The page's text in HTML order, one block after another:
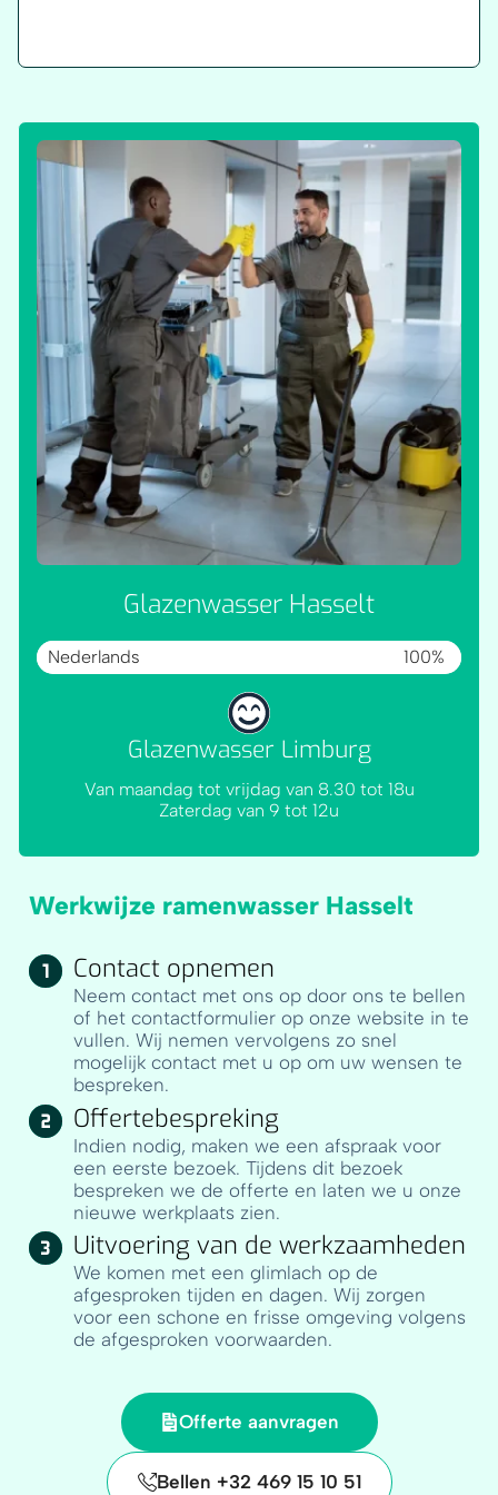
Glazenwasser Hasselt
Nederlands 100%
Glazenwasser Limburg
Van maandag tot vrijdag van 8.30 tot 18u
Zaterdag van 9 tot 12u
Werkwijze ramenwasser Hasselt
Contact opnemen
Neem contact met ons op door ons te bellen
of het contactformulier op onze website in te
vullen. Wij nemen vervolgens zo snel
mogelijk contact met u op om uw wensen te
bespreken.
Offertebespreking
Indien nodig, maken we een afspraak voor
een eerste bezoek. Tijdens dit bezoek
bespreken we de offerte en laten we u onze
nieuwe werkplaats zien.
Uitvoering van de werkzaamheden
We komen met een glimlach op de
afgesproken tijden en dagen. Wij zorgen
voor een schone en frisse omgeving volgens
de afgesproken voorwaarden.
Offerte aanvragen
Bellen +32 469 15 10 51